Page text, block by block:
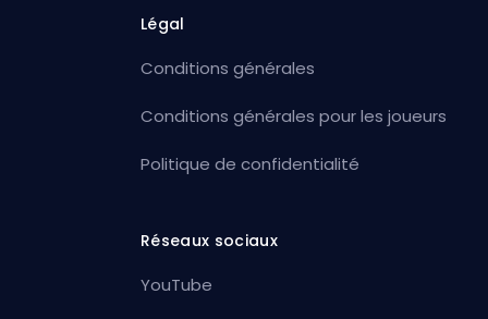
Légal
Conditions générales
Conditions générales pour les joueurs
Politique de confidentialité
Réseaux sociaux
YouTube